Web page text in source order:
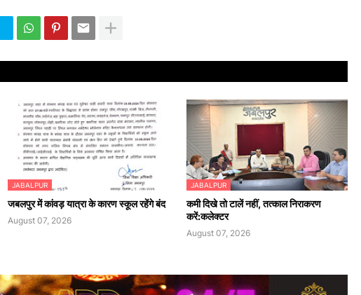
JABALPUR
जबलपुर में कांवड़ यात्रा के कारण स्कूल रहेंगे बंद
August 07, 2026
JABALPUR
कमी दिखे तो टालें नहीं, तत्काल निराकरण
करें:कलेक्टर
August 07, 2026